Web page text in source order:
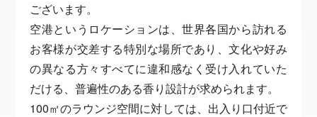
ございます。
空港というロケーションは、世界各国から訪れる
お客様が交差する特別な場所であり、文化や好み
の異なる方々すべてに違和感なく受け入れていた
だける、普遍性のある香り設計が求められます。
100㎡のラウンジ空間に対しては、出入り口付近で